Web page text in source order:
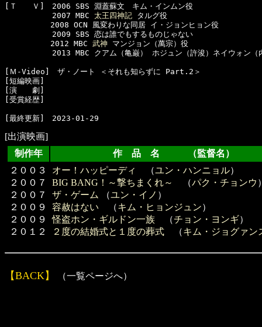
[Ｔ　　Ｖ]　2006 SBS 淵蓋蘇文　キム・インムン役
  　　　　　2007 MBC
太王四神記 タルグ役
2008 OCN 風変わりな同居 イ・ジョンヒョン役
  　　　　　2009 SBS 恋は誰でもするものじゃない
2012 MBC 武神 マンジョン（萬宗）役
　　　　　2013 MBC クアム（亀巌） ホジュン（許浚）ネイウォン（
[Ｍ-Video]　ザ・ノート ＜それも知らずに Part.2＞
[短編映画]
[演　　劇]
[受賞経歴]
[出演映画]
制作年
作 品 名 （監督名）
２００３
２００７
２００７
２００９
２００９
２０１２
オー！ハッピーディ （ユン・ハンニョル）
BIG BANG！～撃ちまくれ～
（パク・チョンウ
ザ・ゲーム
（ユン・イノ ）
容赦はない （キム・ヒョンジュン）
怪盗ホン・ギルドン一族 （チョン・ヨンギ）
２度の結婚式と１度の葬式 （キム・ジョグァン
【BACK】 （一覧ページへ）